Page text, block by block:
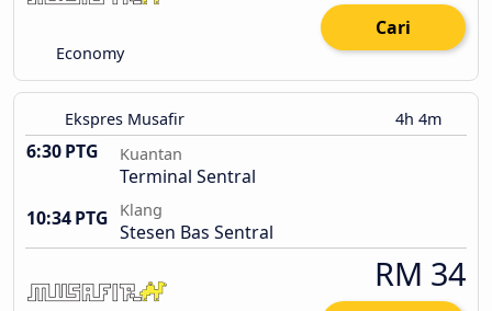
Economy
Cari
Ekspres Musafir 4h 4m
6:30 PTG Kuantan
Terminal Sentral
10:34 PTG
Klang
Stesen Bas Sentral
RM 34